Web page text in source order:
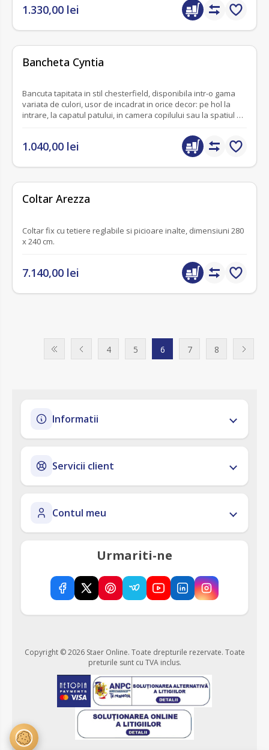
1.330,00 lei
Bancheta Cyntia
Bancuta tapitata in stil chesterfield, disponibila intr-o gama
variata de culori, usor de incadrat in orice decor: pe hol la
intrare, la capatul patului, in camera copilului sau la spatiul de
1.040,00 lei
Coltar Arezza
Coltar fix cu tetiere reglabile si picioare inalte, dimensiuni 280
x 240 cm.
7.140,00 lei
4 5 6 7 8
Informatii
Servicii client
Contul meu
Urmariti-ne
Copyright © 2026 Staer Online. Toate drepturile rezervate. Toate
preturile sunt cu TVA inclus.